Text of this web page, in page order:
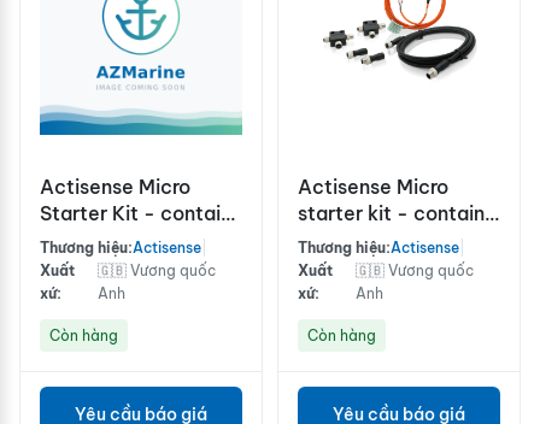
Actisense Micro
Starter Kit - contains
MPT-2, TER-U(x2),
T-MFF(x2), TDC-4M
Thương hiệu:Actisense
Xuất
xứ:
🇬🇧 Vương quốc
Anh
Còn hàng
Yêu cầu báo giá
Actisense Micro
starter kit - contains
MPT-2, TER-M x2,
T-MFF(x2) TDC-6M
Thương hiệu:Actisense
Xuất
xứ:
🇬🇧 Vương quốc
Anh
Còn hàng
Yêu cầu báo giá